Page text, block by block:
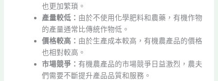
也更加繁瑣。
產量較低： 由於不使用化學肥料和農藥，有機作物
的產量通常比傳統作物低。
價格較高： 由於生產成本較高，有機農產品的價格
也相對較高。
市場競爭： 有機農產品的市場競爭日益激烈，農夫
們需要不斷提升產品品質和服務。